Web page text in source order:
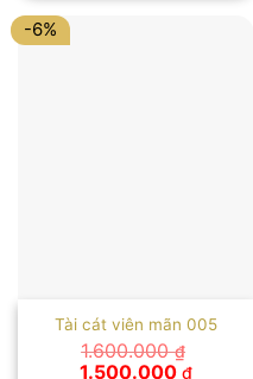
-6%
Tài cát viên mãn 005
1.600.000₫
Giá
1.500.000 ₫Giá